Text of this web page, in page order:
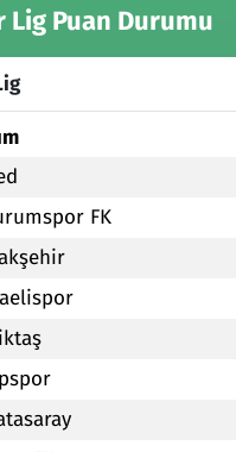
Lig Puan Durumu
FK